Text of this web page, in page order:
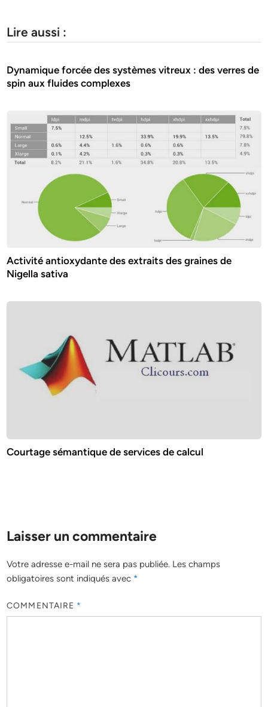
Lire aussi :
Dynamique forcée des systèmes vitreux : des verres de
spin aux fluides complexes
Activité antioxydante des extraits des graines de
Nigella sativa
Courtage sémantique de services de calcul
Laisser un commentaire
Votre adresse e-mail ne sera pas publiée. Les champs
obligatoires sont indiqués avec *
COMMENTAIRE *